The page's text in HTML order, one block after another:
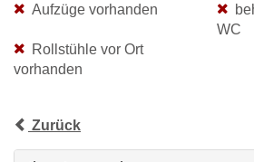
Aufzüge vorhanden
WC
Rollstühle vor Ort
vorhanden
Zurück